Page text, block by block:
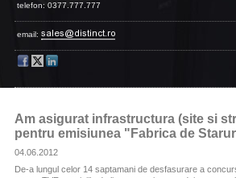
telefon: 0377.777.777
email:
Am asigurat infrastructura (site si
pentru emisiunea "Fabrica de
04.06.2012
De-a lungul celor 14 saptamani de desfasurare a